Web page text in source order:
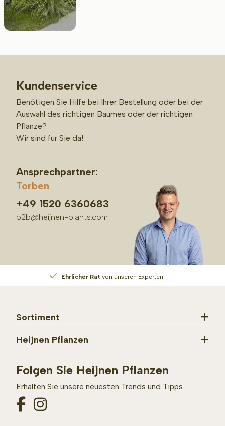
Kundenservice
Benötigen Sie Hilfe bei Ihrer Bestellung oder bei der
Auswahl des richtigen Baumes oder der richtigen
Pflanze?
Wir sind für Sie da!
Ansprechpartner:
Torben
+49 1520 6360683
b2b@heijnen-plants.com
Ehrlicher Rat von unseren Experten
Sortiment
Heijnen Pflanzen
Folgen Sie Heijnen Pflanzen
Erhalten Sie unsere neuesten Trends und Tipps.